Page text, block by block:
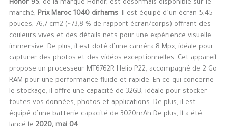
Honor 9S, de la marque Honor, est désormais disponible sur le
marché, Prix Maroc 1040 dirhams. Il est équipé d’un écran 5,45
pouces, 76,7 cm2 (~73,8 % de rapport écran/corps) offrant des
couleurs vives et des détails nets pour une expérience visuelle
immersive. De plus, il est doté d’une caméra 8 Mpx, idéale pour
capturer des photos et des vidéos exceptionnelles. Cet appareil
propose un processeur MT6762R Helio P22, accompagné de 2 Go
RAM pour une performance fluide et rapide. En ce qui concerne
le stockage, il offre une capacité de 32GB, idéale pour stocker
toutes vos données, photos et applications. De plus, il est
équipé d’une batterie capacité de 3020mAh De plus, Il a été
lancé le 2020, mai 04